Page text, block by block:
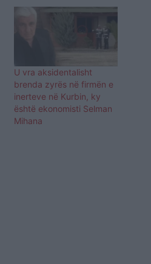
U vra aksidentalisht
brenda zyrës në firmën e
inerteve në Kurbin, ky
është ekonomisti Selman
Mihana